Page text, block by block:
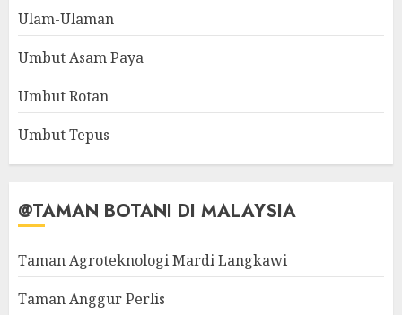
Ulam-Ulaman
Umbut Asam Paya
Umbut Rotan
Umbut Tepus
@TAMAN BOTANI DI MALAYSIA
Taman Agroteknologi Mardi Langkawi
Taman Anggur Perlis